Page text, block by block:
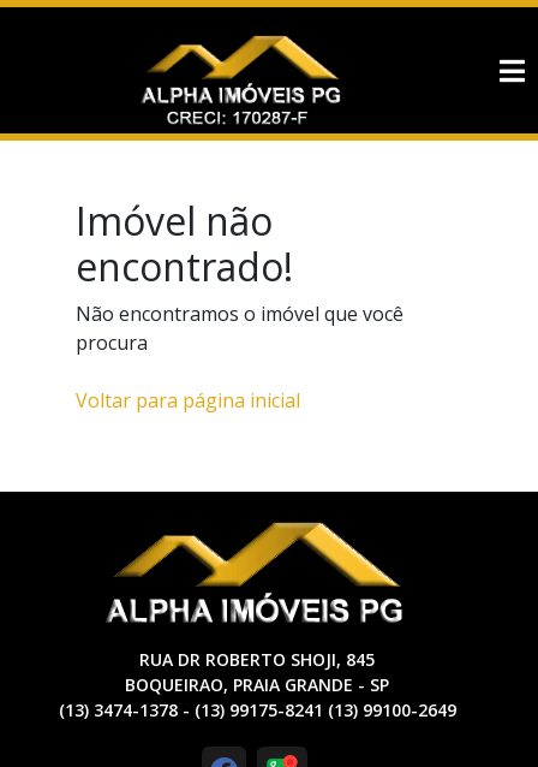
Imóvel não
encontrado!
Não encontramos o imóvel que você
procura
Voltar para página inicial
RUA DR ROBERTO SHOJI, 845
BOQUEIRAO, PRAIA GRANDE - SP
(13) 3474-1378 - (13) 99175-8241 (13) 99100-2649